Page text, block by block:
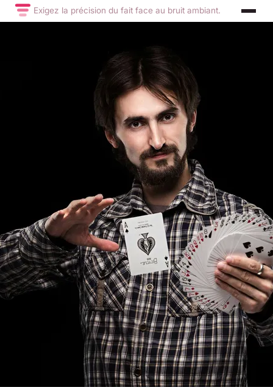
Exigez la précision du fait face au bruit ambiant.